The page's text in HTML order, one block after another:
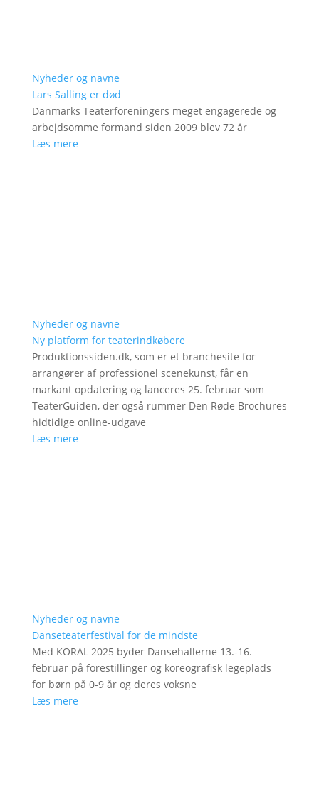
Nyheder og navne
Lars Salling er død
Danmarks Teaterforeningers meget engagerede og
arbejdsomme formand siden 2009 blev 72 år
Læs mere
Nyheder og navne
Ny platform for teaterindkøbere
Produktionssiden.dk, som er et branchesite for
arrangører af professionel scenekunst, får en
markant opdatering og lanceres 25. februar som
TeaterGuiden, der også rummer Den Røde Brochures
hidtidige online-udgave
Læs mere
Nyheder og navne
Danseteaterfestival for de mindste
Med KORAL 2025 byder Dansehallerne 13.-16.
februar på forestillinger og koreografisk legeplads
for børn på 0-9 år og deres voksne
Læs mere